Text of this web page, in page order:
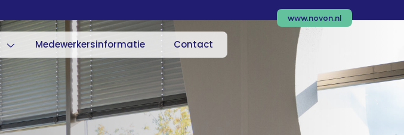
www.novon.nl
Medewerkersinformatie Contact